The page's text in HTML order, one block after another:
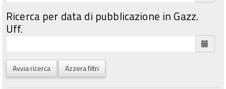
Ricerca per data di pubblicazione in Gazz.
Uff.
Avvia ricerca Azzera filtri